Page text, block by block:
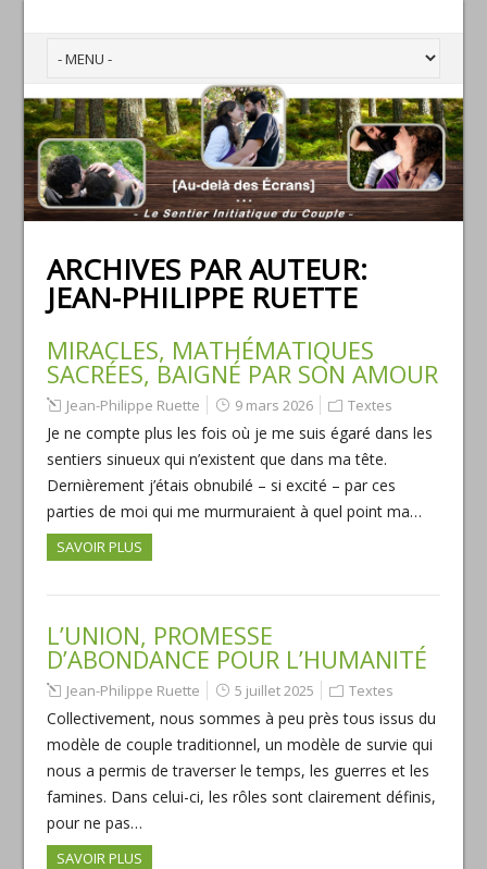
ARCHIVES PAR AUTEUR:
JEAN-PHILIPPE RUETTE
MIRACLES, MATHÉMATIQUES
SACRÉES, BAIGNÉ PAR SON AMOUR
Jean-Philippe Ruette 9 mars 2026 Textes
Je ne compte plus les fois où je me suis égaré dans les
sentiers sinueux qui n’existent que dans ma tête.
Dernièrement j’étais obnubilé – si excité – par ces
parties de moi qui me murmuraient à quel point ma…
SAVOIR PLUS
L’UNION, PROMESSE
D’ABONDANCE POUR L’HUMANITÉ
Jean-Philippe Ruette 5 juillet 2025 Textes
Collectivement, nous sommes à peu près tous issus du
modèle de couple traditionnel, un modèle de survie qui
nous a permis de traverser le temps, les guerres et les
famines. Dans celui-ci, les rôles sont clairement définis,
pour ne pas…
SAVOIR PLUS